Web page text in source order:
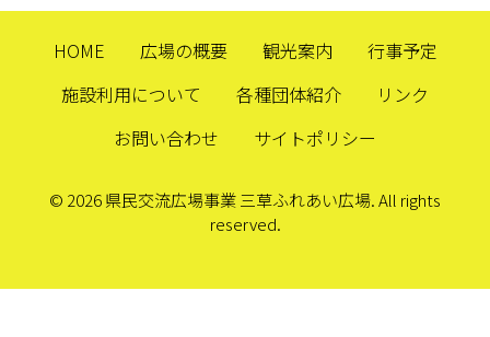
HOME 広場の概要 観光案内
行事予定
施設利用について
各種団体紹介
リンク
お問い合わせ
サイトポリシー
© 2026 県民交流広場事業 三草ふれあい広場. All rights
reserved.